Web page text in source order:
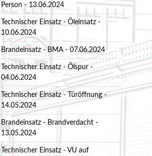
Person - 13.06.2024
Technischer Einsatz - Öleinsatz -
10.06.2024
Brandeinsatz - BMA - 07.06.2024
Technischer Einsatz - Ölspur -
04.06.2024
Technischer Einsatz - Türöffnung -
14.05.2024
Brandeinsatz - Brandverdacht -
13.05.2024
Technischer Einsatz - VU auf